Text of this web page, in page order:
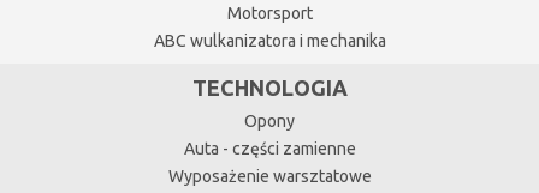
Motorsport
ABC wulkanizatora i mechanika
TECHNOLOGIA
Opony
Auta - części zamienne
Wyposażenie warsztatowe